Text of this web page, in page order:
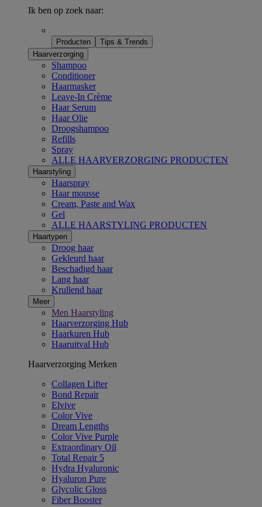
Ik ben op zoek naar:
Producten
Tips & Trends
Haarverzorging
Shampoo
Conditioner
Haarmasker
Leave-In Crème
Haar Serum
Haar Olie
Droogshampoo
Refills
Spray
ALLE HAARVERZORGING PRODUCTEN
Haarstyling
Haarspray
Haar mousse
Cream, Paste and Wax
Gel
ALLE HAARSTYLING PRODUCTEN
Haartypen
Droog haar
Gekleurd haar
Beschadigd haar
Lang haar
Krullend haar
Meer
Men Haarstyling
Haarverzorging Hub
Haarkuren Hub
Haaruitval Hub
Haarverzorging Merken
Collagen Lifter
Bond Repair
Elvive
Color Vive
Dream Lengths
Color Vive Purple
Extraordinary Oil
Total Repair 5
Hydra Hyaluronic
Hyaluron Pure
Glycolic Gloss
Fiber Booster